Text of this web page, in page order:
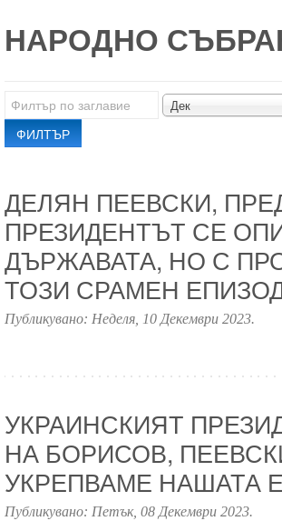
НАРОДНО
Филтър
по
заглавие
Дек
ФИЛТЪР
ДЕЛЯН ПЕЕВСКИ,
ПРЕЗИДЕНТЪТ СЕ
ДЪРЖАВАТА, НО С
ТОЗИ СРАМЕН
Публикувано: Неделя, 10 Декември 2023.
УКРАИНСКИЯТ
НА БОРИСОВ,
УКРЕПВАМЕ НАШАТА
Публикувано: Петък, 08 Декември 2023.